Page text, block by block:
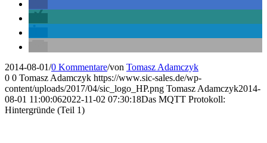
2014-08-01/0 Kommentare/von Tomasz Adamczyk
0 0 Tomasz Adamczyk https://www.sic-sales.de/wp-
content/uploads/2017/04/sic_logo_HP.png Tomasz Adamczyk2014-
08-01 11:00:062022-11-02 07:30:18Das MQTT Protokoll:
Hintergründe (Teil 1)